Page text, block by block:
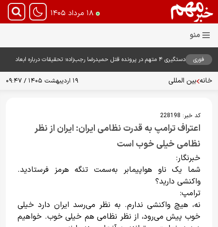
۱۸ مرداد ۱۴۰۵
فوری
دستگیری ۴ متهم در پرونده قتل حمیدرضا رجب‌زاده؛ تحقیقات درباره ابعاد
خانه بین المللی ۱۹ اردیبهشت ۱۴۰۵ / ۰۹:۴۷
کد خبر: 228198
اعتراف ترامپ به قدرت نظامی ایران: ایران از نظر
نظامی خیلی خوب است
خبرنگار:
شما یک ناو هواپیمابر به‌سمت تنگه هرمز فرستادید.
واکنشی دارید؟
ترامپ:
نه، هیچ واکنشی ندارم. به نظر می‌رسد ایران دارد خیلی
خوب پیش می‌رود، از نظر نظامی هم خیلی خوب. خواهیم